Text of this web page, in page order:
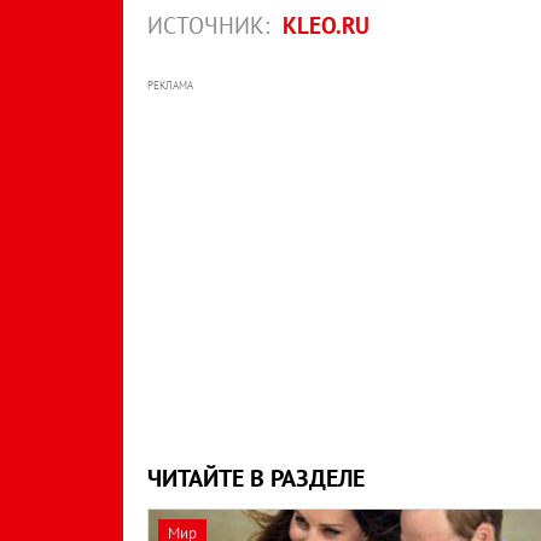
ИСТОЧНИК: KLEO.RU
РЕКЛАМА
ЧИТАЙТЕ В РАЗДЕЛЕ
Мир